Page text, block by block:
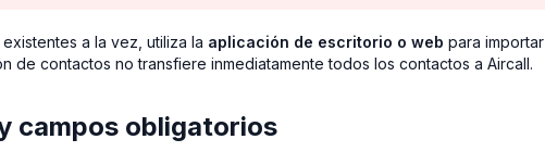
a la vez, utiliza la aplicación de escritorio o web para importar
de contactos no transfiere inmediatamente todos los contactos a Aircall.
campos obligatorios